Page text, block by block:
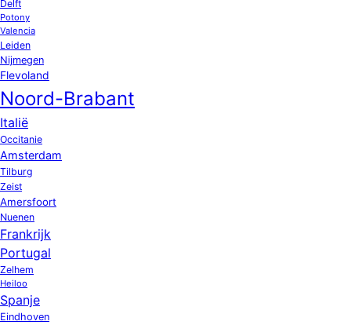
Delft
Potony
Valencia
Leiden
Nijmegen
Flevoland
Noord-Brabant
Italië
Occitanie
Amsterdam
Tilburg
Zeist
Amersfoort
Nuenen
Frankrijk
Portugal
Zelhem
Heiloo
Spanje
Eindhoven